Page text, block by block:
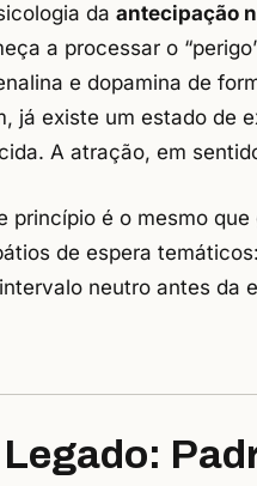
da antecipação
a processar o
e dopamina de
já existe um estado de
A atração, em
princípio é o mesmo
de espera
neutro antes da
Legado: